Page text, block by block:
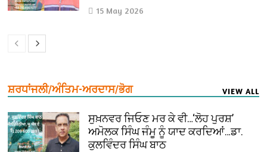
15 May 2026
ਸ਼ਰਧਾਂਜਲੀ/ਅੰਤਿਮ-ਅਰਦਾਸ/ਭੋਗ VIEW ALL
ਸੁਖ਼ਨਵਰ ਜਿਓਣ ਮਰ ਕੇ ਵੀ…‘ਲੋਹ ਪੁਰਸ਼’
ਅਮੋਲਕ ਸਿੰਘ ਜੰਮੂ ਨੂੰ ਯਾਦ ਕਰਦਿਆਂ…ਡਾ.
ਕੁਲਵਿੰਦਰ ਸਿੰਘ ਬਾਠ